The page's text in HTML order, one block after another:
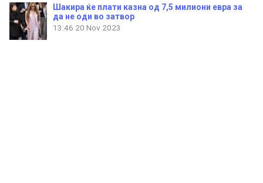
Шакира ќе плати казна од 7,5 милиони евра за
да не оди во затвор
13:46 20 Nov 2023